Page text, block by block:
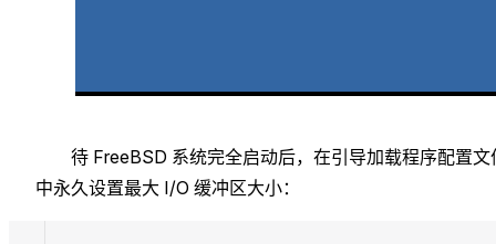
待 FreeBSD 系统完全启动后，在引导加载程序配置文
中永久设置最大 I/O 缓冲区大小：